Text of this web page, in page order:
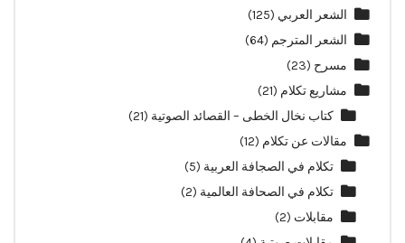
الشعر العربي (125)
الشعر المترجم (64)
مسرح (23)
مشاريع تكلام (21)
كتاب نخال الخطى – القصائد الصوتية (21)
مقالات عن تكلام (12)
تكلام في الصجافة العربية (5)
تكلام في الصحافة العالمية (2)
مقابلات (2)